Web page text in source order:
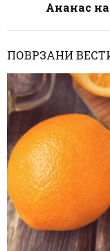
Ананас
ПОВРЗАНИ